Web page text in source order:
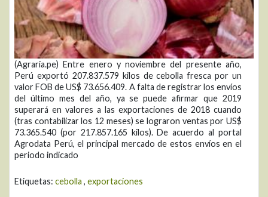
(Agraria.pe) Entre enero y noviembre del presente año,
Perú exportó 207.837.579 kilos de cebolla fresca por un
valor FOB de US$ 73.656.409. A falta de registrar los envíos
del último mes del año, ya se puede afirmar que 2019
superará en valores a las exportaciones de 2018 cuando
(tras contabilizar los 12 meses) se lograron ventas por US$
73.365.540 (por 217.857.165 kilos). De acuerdo al portal
Agrodata Perú, el principal mercado de estos envíos en el
periodo indicado
Etiquetas: cebolla , exportaciones